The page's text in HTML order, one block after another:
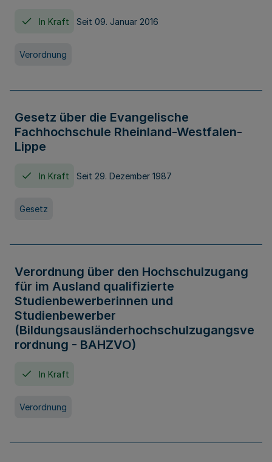
In Kraft Seit 09. Januar 2016
Verordnung
Gesetz über die Evangelische
Fachhochschule Rheinland-Westfalen-
Lippe
In Kraft Seit 29. Dezember 1987
Gesetz
Verordnung über den Hochschulzugang
für im Ausland qualifizierte
Studienbewerberinnen und
Studienbewerber
(Bildungsausländerhochschulzugangsve
rordnung - BAHZVO)
In Kraft
Verordnung